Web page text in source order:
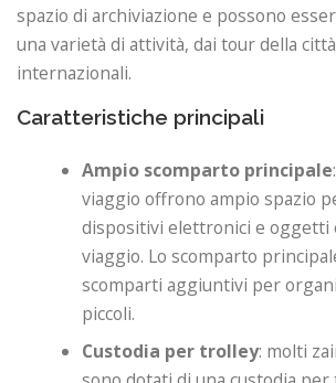
spazio di archiviazione e possono
una varietà di attività, dai tour della
internazionali.
Caratteristiche principali
Ampio scomparto principale
viaggio offrono ampio spazio
dispositivi elettronici e oggetti
viaggio. Lo scomparto
scomparti aggiuntivi per
piccoli.
Custodia per trolley: molti